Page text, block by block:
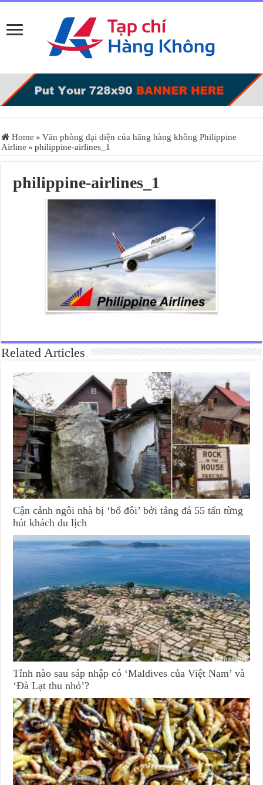
Home » Văn phòng đại diện của hãng hàng không Philippine
Airline » philippine-airlines_1
philippine-airlines_1
Related Articles
Cận cảnh ngôi nhà bị ‘bổ đôi’ bởi tảng đá 55 tấn từng
hút khách du lịch
Tỉnh nào sau sáp nhập có ‘Maldives của Việt Nam’ và
‘Đà Lạt thu nhỏ’?